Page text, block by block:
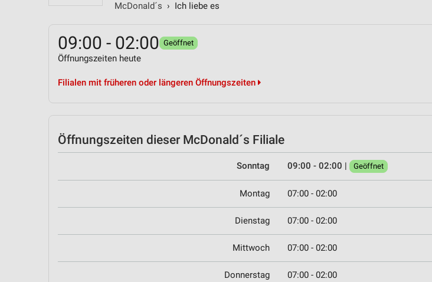
McDonald´s › Ich liebe es
09:00 - 02:00 Geöffnet
Öffnungszeiten heute
Filialen mit früheren oder längeren Öffnungszeiten
Öffnungszeiten dieser McDonald´s Filiale
Sonntag 09:00 - 02:00 | Geöffnet
Montag 07:00 - 02:00
Dienstag 07:00 - 02:00
Mittwoch 07:00 - 02:00
Donnerstag 07:00 - 02:00